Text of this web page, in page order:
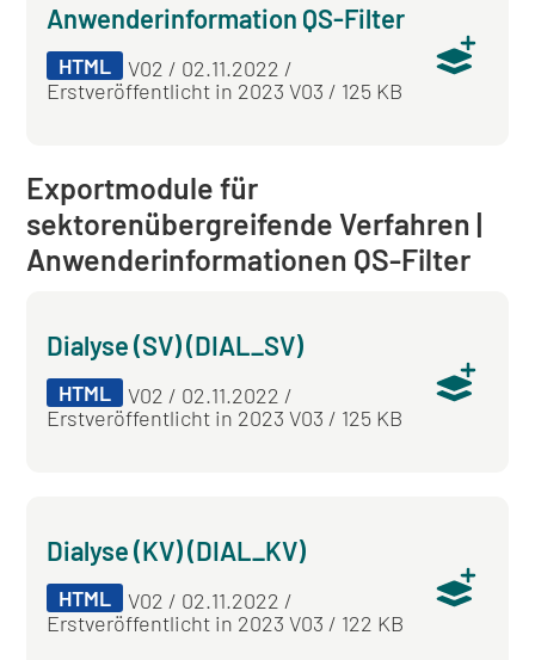
Anwenderinformation QS-Filter
HTML
V02 / 02.11.2022 /
Erstveröffentlicht in 2023 V03 / 125 KB
Exportmodule für
sektorenübergreifende Verfahren |
Anwenderinformationen QS-Filter
Dialyse (SV) (DIAL_SV)
HTML
V02 / 02.11.2022 /
Erstveröffentlicht in 2023 V03 / 125 KB
Dialyse (KV) (DIAL_KV)
HTML
V02 / 02.11.2022 /
Erstveröffentlicht in 2023 V03 / 122 KB